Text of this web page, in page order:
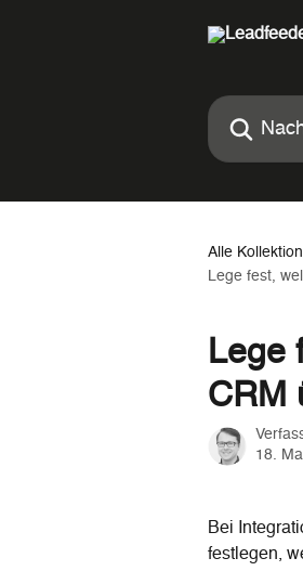
Nach
Alle
Lege fest,
Lege
CRM
18.
Bei
festlegen,